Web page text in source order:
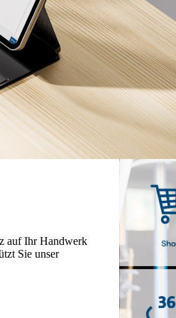
auf Ihr Handwerk
Sie unser